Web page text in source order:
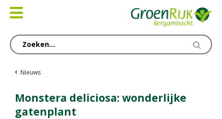
naar
Nieuws
Monstera deliciosa: wonderlijke
gatenplant